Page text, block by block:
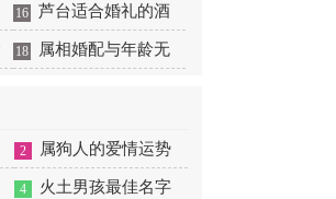
怎么招财
子,八字合婚详细版
16 芦台适合婚礼的酒
店,芦台办婚礼酒店
18 属相婚配与年龄无
2 属狗人的爱情运势
是什么意思 属狗的人爱
4 火土男孩最佳名字